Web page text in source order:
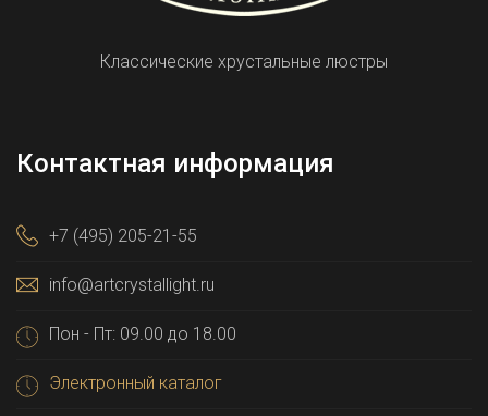
Классические хрустальные люстры
Контактная информация
+7 (495) 205-21-55
info@artcrystallight.ru
Пон - Пт: 09.00 до 18.00
Электронный каталог